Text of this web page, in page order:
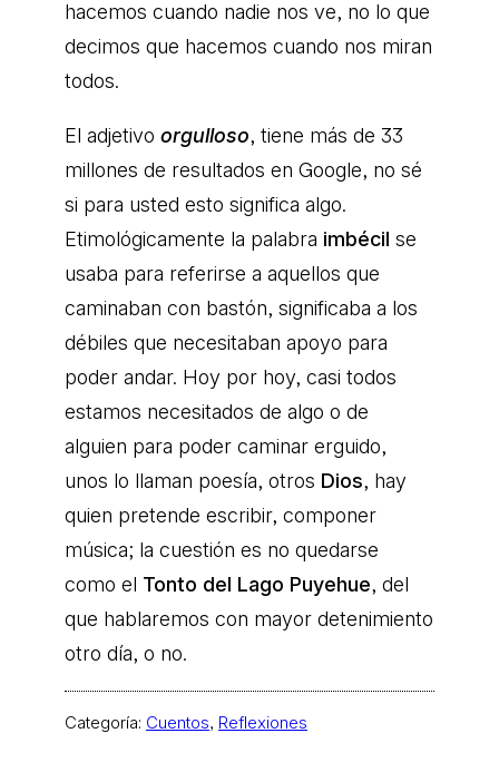
hacemos cuando nadie nos ve, no lo que
decimos que hacemos cuando nos miran
todos.
El adjetivo orgulloso, tiene más de 33
millones de resultados en Google, no sé
si para usted esto significa algo.
Etimológicamente la palabra imbécil se
usaba para referirse a aquellos que
caminaban con bastón, significaba a los
débiles que necesitaban apoyo para
poder andar. Hoy por hoy, casi todos
estamos necesitados de algo o de
alguien para poder caminar erguido,
unos lo llaman poesía, otros Dios, hay
quien pretende escribir, componer
música; la cuestión es no quedarse
como el Tonto del Lago Puyehue, del
que hablaremos con mayor detenimiento
otro día, o no.
Categoría: Cuentos, Reflexiones